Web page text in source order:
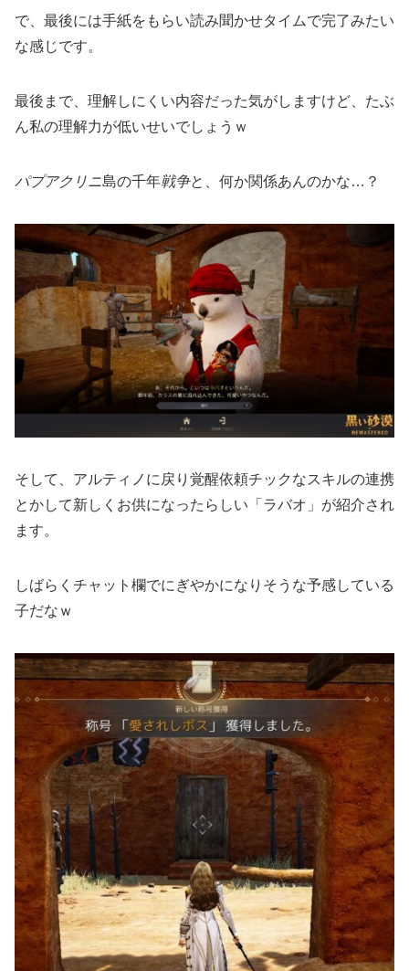
で、最後には手紙をもらい読み聞かせタイムで完了みたい
な感じです。
最後まで、理解しにくい内容だった気がしますけど、たぶ
ん私の理解力が低いせいでしょうｗ
パプアクリニ島の千年戦争と、何か関係あんのかな…？
そして、アルティノに戻り覚醒依頼チックなスキルの連携
とかして新しくお供になったらしい「ラバオ」が紹介され
ます。
しばらくチャット欄でにぎやかになりそうな予感している
子だなｗ